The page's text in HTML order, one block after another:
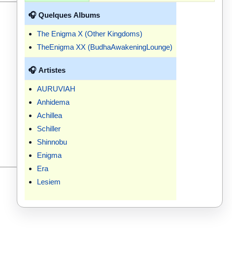
🎧 Quelques Albums
The Enigma X (Other Kingdoms)
TheEnigma XX (BudhaAwakeningLounge)
🎧 Artistes
AURUVIAH
Anhidema
Achillea
Schiller
Shinnobu
Enigma
Era
Lesiem